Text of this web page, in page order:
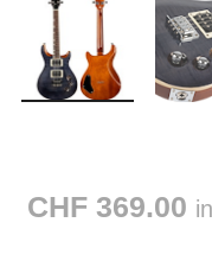
CHF 369.00